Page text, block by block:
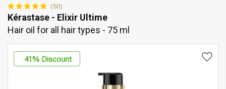
Brand
(50)
Kérastase - Elixir Ultime
Hair oil for all hair types - 75 ml
41% Discount